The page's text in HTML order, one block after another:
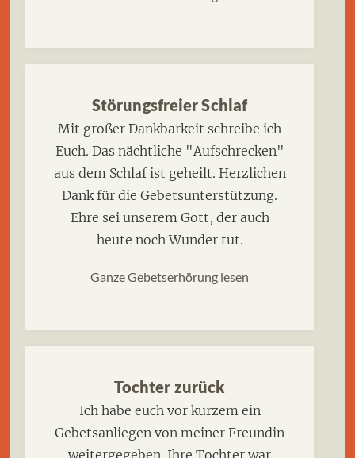
Störungsfreier Schlaf
Mit großer Dankbarkeit schreibe ich
Euch. Das nächtliche "Aufschrecken"
aus dem Schlaf ist geheilt. Herzlichen
Dank für die Gebetsunterstützung.
Ehre sei unserem Gott, der auch
heute noch Wunder tut.
Ganze Gebetserhörung lesen
Tochter zurück
Ich habe euch vor kurzem ein
Gebetsanliegen von meiner Freundin
weitergegeben. Ihre Tochter war